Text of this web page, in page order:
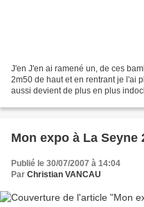
J'en J'en ai ramené un, de ces
2m50 de haut et en rentrant je l'ai
aussi devient de plus en plus
Mon expo à La Seyne
Publié le 30/07/2007 à 14:04
Par Christian VANCAU